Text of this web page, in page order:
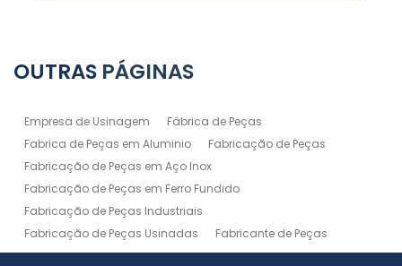
OUTRAS PÁGINAS
Empresa de Usinagem
Fábrica de Peças
Fabrica de Peças em Aluminio
Fabricação de Peças
Fabricação de Peças em Aço Inox
Fabricação de Peças em Ferro Fundido
Fabricação de Peças Industriais
Fabricação de Peças Usinadas
Fabricante de Peças
Fabricante de Peças de Máquinas